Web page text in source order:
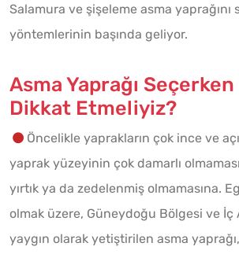
Salamura ve şişeleme asma yaprağını
yöntemlerinin başında geliyor.
Asma Yaprağı
Dikkat Etmeliyiz?
Öncelikle yaprakların çok ince ve
yaprak yüzeyinin çok damarlı
yırtık ya da zedelenmiş olmamasına.
olmak üzere, Güneydoğu Bölgesi ve İç
yaygın olarak yetiştirilen asma